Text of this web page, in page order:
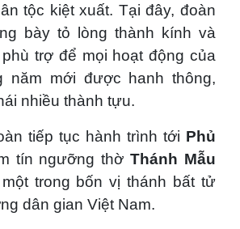
tộc kiệt xuất. Tại đây, đoàn
bày tỏ lòng thành kính và
trợ để mọi hoạt động của
năm mới được hanh thông,
nhiều thành tựu.
tiếp tục hành trình tới Phủ
tín ngưỡng thờThánh Mẫu
trong bốn vị thánh bất tử
dân gian Việt Nam.